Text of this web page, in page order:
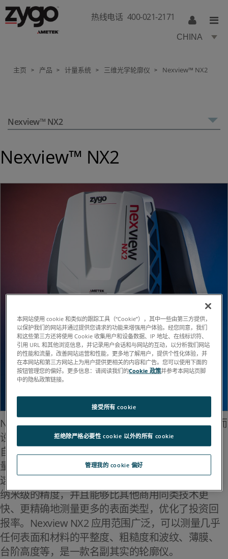
热线电话 400-021-2171
CHINA
主页 > 产品 > 计量系统 > 三维光学轮廓仪 > Nexview™ NX2
Nexview™ NX2
Nexview™ NX2
Nexview™ NX2 三维光学轮廓仪专为最苛刻的应用而
设计，集卓越的精度、先进的算法、应用灵活性和
自动化于一身，是 ZYGO 最先进的相干扫描干涉测
量（CSI）轮廓仪。
这种完全非接触式技术可在所有放大倍率下提供亚
纳米级的精度，并且能够比其他商用同类技术更
快、更精确地测量更多的表面类型，优化了投资回
报率。Nexview NX2 应用范围广泛，可以测量几乎
任何表面和材料的平整度、粗糙度和波纹、薄膜、
台阶高度等，是一款名副其实的轮廓仪。
本网站使用 cookie 和类似的跟踪工具（“Cookie”），其中一些由第三方提供，
以保护我们的网站并通过提供您请求的功能来增强用户体验。经您同意，我们
和这些第三方还将使用 Cookie 收集用户和设备数据、IP 地址、在线标识符、
引用 URL 和其他浏览信息，并记录用户会话和与网站的互动，以分析我们网站
的性能和流量，改善网站运营和性能，更多地了解用户，提供个性化体验，并
在本网站和第三方网站上为用户提供更相关的内容和广告。您可以使用下面的
按钮管理您的偏好。更多信息：请阅读我们的Cookie 政策并参考本网站页脚
中的隐私政策链接。
管理我的 cookie 偏好
拒绝除严格必要性 cookie 以外的所有 cookie
接受所有 cookie